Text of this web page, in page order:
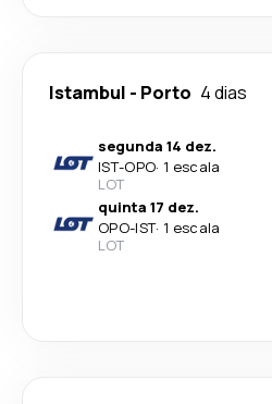
Istambul - Porto 4 dias
segunda 14 dez.
IST-OPO· 1 escala
LOT
quinta 17 dez.
OPO-IST· 1 escala
LOT